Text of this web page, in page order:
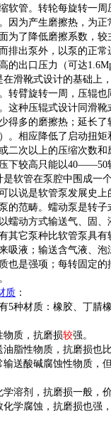
软管。转轮每旋转一周
因为产生磨擦热，为
为了降低磨擦系数，
排出泵外，以泵的正
的出口压力（可达
在滑靴式设计的基础上
转臂旋转一周，压辊
这种压辊式设计同滑
得多的磨擦热；延长了
。相应降低了启动扭
二次以上的压缩次数
下较高只能以40——50
是软管在泵腔中围成一
以说是软管泵发展史上
的范畴。蠕动泵是转
蠕动方式输送气、固
其它泵种比软管泵具
吸液；输送含气液、泡
也是强项；每转固定
质 ：
5种材质：橡胶、丁腈
物质，抗磨损较强。
脂性物质，抗磨损也比
输送酸碱腐蚀性物质，
溶剂，抗磨损一般，
化学腐蚀，抗磨损也强